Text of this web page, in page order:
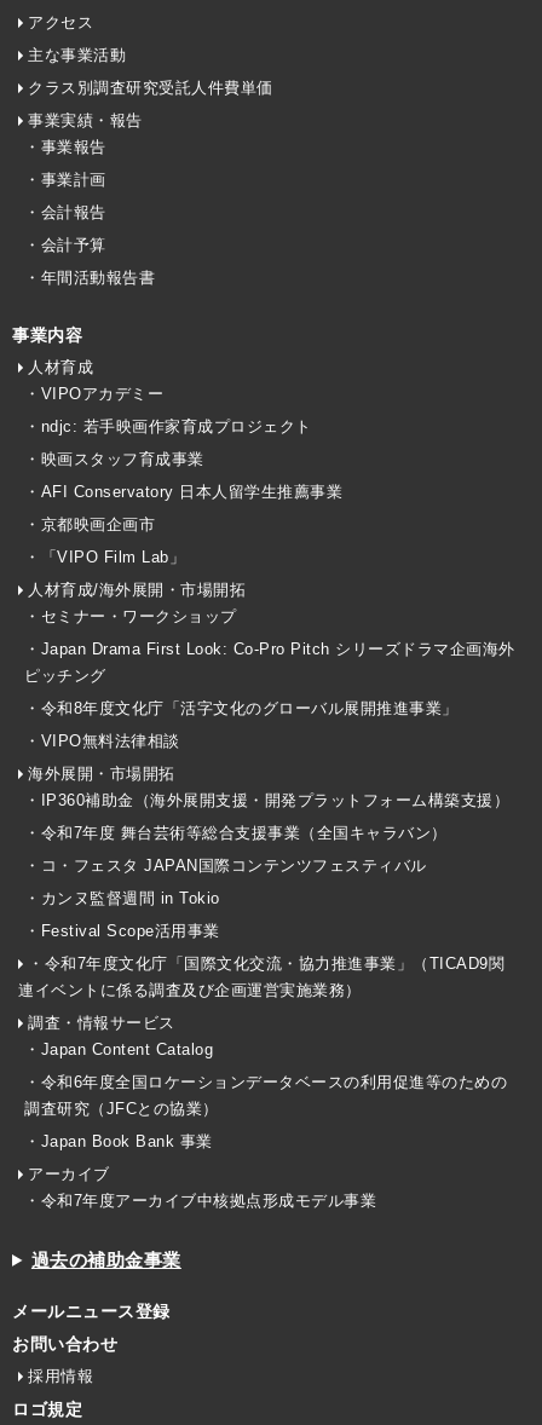
アクセス
主な事業活動
クラス別調査研究受託人件費単価
事業実績・報告
・事業報告
・事業計画
・会計報告
・会計予算
・年間活動報告書
事業内容
人材育成
・VIPOアカデミー
・ndjc: 若手映画作家育成プロジェクト
・映画スタッフ育成事業
・AFI Conservatory 日本人留学生推薦事業
・京都映画企画市
・「VIPO Film Lab」
人材育成/海外展開・市場開拓
・セミナー・ワークショップ
・Japan Drama First Look: Co-Pro Pitch シリーズドラマ企画海外
ピッチング
・令和8年度文化庁「活字文化のグローバル展開推進事業」
・VIPO無料法律相談
海外展開・市場開拓
・IP360補助金（海外展開支援・開発プラットフォーム構築支援）
・令和7年度 舞台芸術等総合支援事業（全国キャラバン）
・コ・フェスタ JAPAN国際コンテンツフェスティバル
・カンヌ監督週間 in Tokio
・Festival Scope活用事業
・令和7年度文化庁「国際文化交流・協力推進事業」（TICAD9関
連イベントに係る調査及び企画運営実施業務）
調査・情報サービス
・Japan Content Catalog
・令和6年度全国ロケーションデータベースの利用促進等のための
調査研究（JFCとの協業）
・Japan Book Bank 事業
アーカイブ
・令和7年度アーカイブ中核拠点形成モデル事業
過去の補助金事業
メールニュース登録
お問い合わせ
採用情報
ロゴ規定